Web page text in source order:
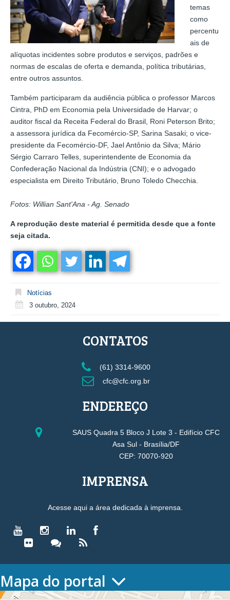
temas
como
percentu
ais de
alíquotas incidentes sobre produtos e serviços, padrões e
normas de escalas de oferta e demanda, política tributárias,
entre outros assuntos.
Também participaram da audiência pública o professor Marcos
Cintra, PhD em Economia pela Universidade de Harvar; o
auditor fiscal da Receita Federal do Brasil, Roni Peterson Brito;
a assessora jurídica da Fecomércio-SP, Sarina Sasaki; o vice-
presidente da Fecomércio-DF, Jael Antônio da Silva; Mário
Sérgio Carraro Telles, superintendente de Economia da
Confederação Nacional da Indústria (CNI); e o advogado
especialista em Direito Tributário, Bruno Toledo Checchia.
Fotos: Willian Sant'Ana - Ag. Senado
A reprodução deste material é permitida desde que a fonte
seja citada.
Notícias
3 outubro, 2024
CONTATOS
(61) 3314-9600
cfc@cfc.org.br
ENDEREÇO
SAUS Quadra 5 Bloco J Lote 3 - Edifício CFC
Asa Sul - Brasília/DF
CEP: 70070-920
IMPRENSA
Acesse aqui a área dedicada à imprensa.
Mapa do portal
HOME